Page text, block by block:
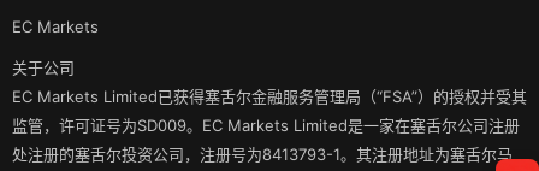
EC Markets
关于公司
EC Markets Limited已获得塞舌尔金融服务管理局（“FSA”）的授权并受其
监管，许可证号为SD009。EC Markets Limited是一家在塞舌尔公司注册
处注册的塞舌尔投资公司，注册号为8413793-1。其注册地址为塞舌尔马